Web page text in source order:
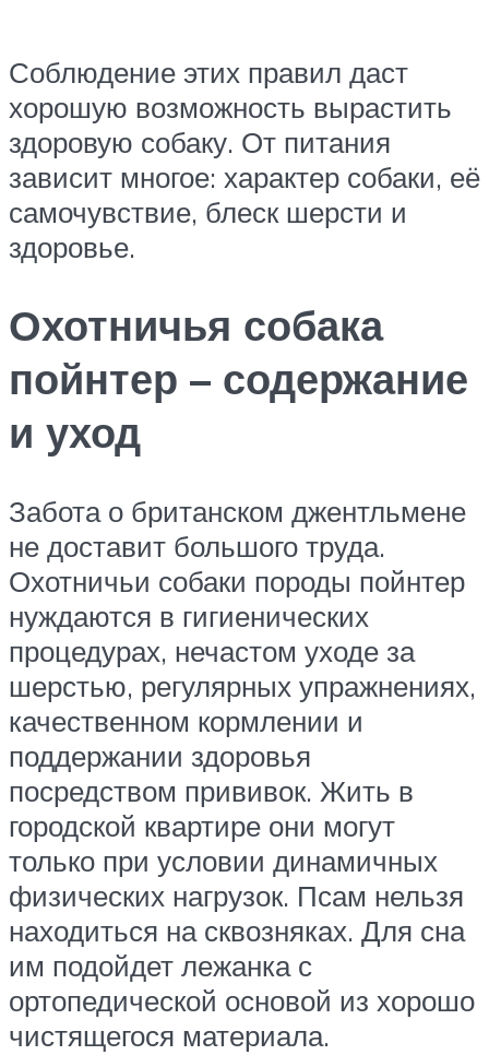
Соблюдение этих правил даст
хорошую возможность вырастить
здоровую собаку. От питания
зависит многое: характер собаки, её
самочувствие, блеск шерсти и
здоровье.
Охотничья собака
пойнтер – содержание
и уход
Забота о британском джентльмене
не доставит большого труда.
Охотничьи собаки породы пойнтер
нуждаются в гигиенических
процедурах, нечастом уходе за
шерстью, регулярных упражнениях,
качественном кормлении и
поддержании здоровья
посредством прививок. Жить в
городской квартире они могут
только при условии динамичных
физических нагрузок. Псам нельзя
находиться на сквозняках. Для сна
им подойдет лежанка с
ортопедической основой из хорошо
чистящегося материала.